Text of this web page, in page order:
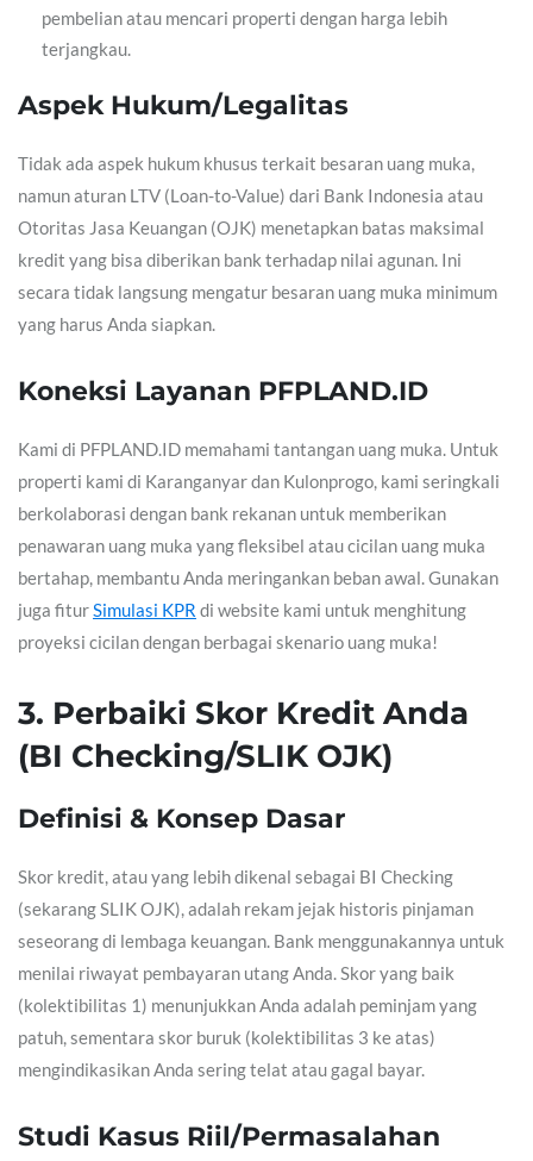
pembelian atau mencari properti dengan harga lebih
terjangkau.
Aspek Hukum/Legalitas
Tidak ada aspek hukum khusus terkait besaran uang muka,
namun aturan LTV (Loan-to-Value) dari Bank Indonesia atau
Otoritas Jasa Keuangan (OJK) menetapkan batas maksimal
kredit yang bisa diberikan bank terhadap nilai agunan. Ini
secara tidak langsung mengatur besaran uang muka minimum
yang harus Anda siapkan.
Koneksi Layanan PFPLAND.ID
Kami di PFPLAND.ID memahami tantangan uang muka. Untuk
properti kami di Karanganyar dan Kulonprogo, kami seringkali
berkolaborasi dengan bank rekanan untuk memberikan
penawaran uang muka yang fleksibel atau cicilan uang muka
bertahap, membantu Anda meringankan beban awal. Gunakan
juga fiturSimulasi KPR di website kami untuk menghitung
proyeksi cicilan dengan berbagai skenario uang muka!
3. Perbaiki Skor Kredit Anda
(BI Checking/SLIK OJK)
Definisi & Konsep Dasar
Skor kredit, atau yang lebih dikenal sebagai BI Checking
(sekarang SLIK OJK), adalah rekam jejak historis pinjaman
seseorang di lembaga keuangan. Bank menggunakannya untuk
menilai riwayat pembayaran utang Anda. Skor yang baik
(kolektibilitas 1) menunjukkan Anda adalah peminjam yang
patuh, sementara skor buruk (kolektibilitas 3 ke atas)
mengindikasikan Anda sering telat atau gagal bayar.
Studi Kasus Riil/Permasalahan